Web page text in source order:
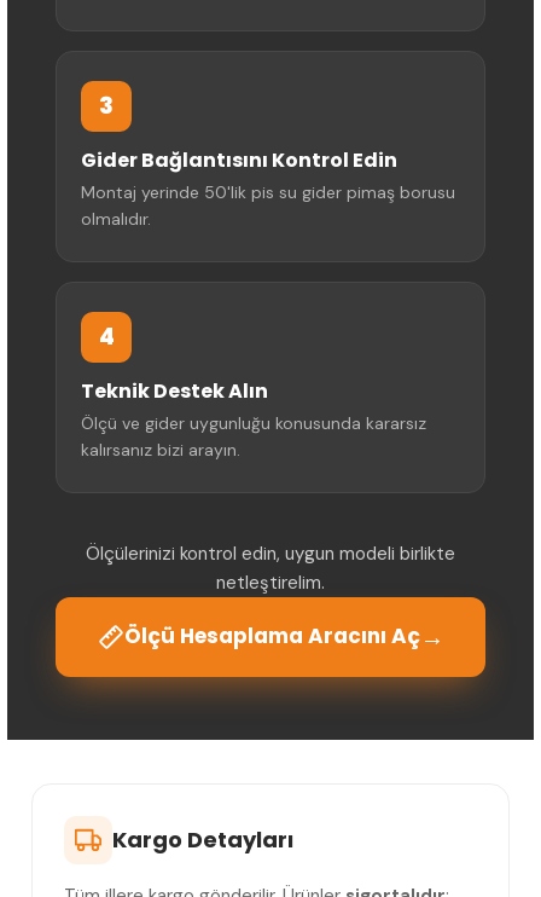
3
Gider Bağlantısını Kontrol Edin
Montaj yerinde 50'lik pis su gider pimaş borusu
olmalıdır.
4
Teknik Destek Alın
Ölçü ve gider uygunluğu konusunda kararsız
kalırsanız bizi arayın.
Ölçülerinizi kontrol edin, uygun modeli birlikte
netleştirelim.
Ölçü Hesaplama Aracını Aç→
Kargo Detayları